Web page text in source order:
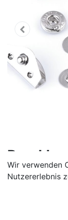
20 mm
Der
Wir verwenden
Nutzererlebnis